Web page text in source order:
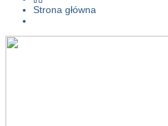
Strona główna